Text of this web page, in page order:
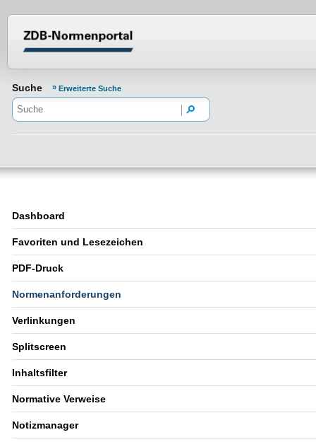
Suche Erweiterte Suche
Dashboard
Favoriten und Lesezeichen
PDF-Druck
Normenanforderungen
Verlinkungen
Splitscreen
Inhaltsfilter
Normative Verweise
Notizmanager